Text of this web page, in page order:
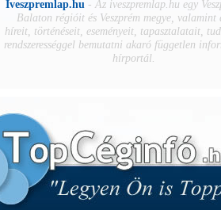
Iveszpremlap.hu - Az iveszpremlap.hu egy
Balaton régióit és Veszprém megye, valamint
híreit, történéseit, eseményeit, tapasztalatait,
rendszerességgel bemutatni akaró független
hírportál.